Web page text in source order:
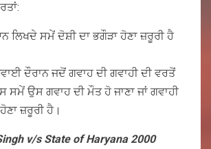
ਲਿਖਦੇ ਸਮੇਂ ਦੋਸ਼ੀ ਦਾ ਭਗੌੜਾ ਹੋਣਾ ਜ਼ਰੂਰੀ ਹੈ
ਦੌਰਾਨ ਜਦੋਂ ਗਵਾਹ ਦੀ ਗਵਾਹੀ ਦੀ ਵਰਤੋਂ
ਸਮੇਂ ਉਸ ਗਵਾਹ ਦੀ ਮੌਤ ਹੋ ਜਾਣਾ ਜਾਂ ਗਵਾਹੀ
ਜ਼ਰੂਰੀ ਹੈ।
v/s State of Haryana 2000